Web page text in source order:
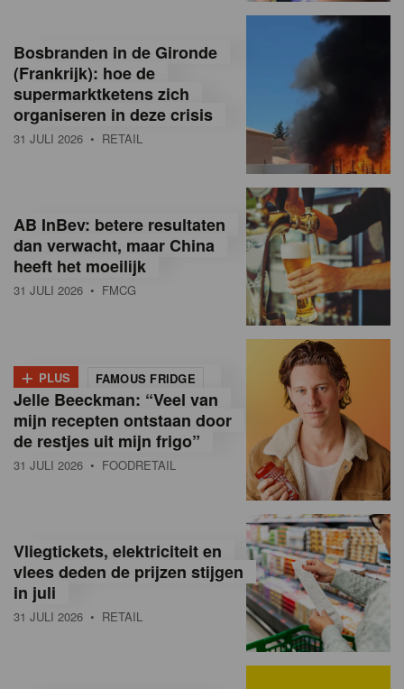
n
e
a
n
B
e
g
ë
Bosbranden in de Gironde
(Frankrijk): hoe de
supermarktketens zich
organiseren in deze crisis
31 JULI 2026 • RETAIL
AB InBev: betere resultaten
dan verwacht, maar China
heeft het moeilijk
31 JULI 2026 • FMCG
+ PLUS FAMOUS FRIDGE
Jelle Beeckman: “Veel van
mijn recepten ontstaan door
de restjes uit mijn frigo”
31 JULI 2026 • FOODRETAIL
Vliegtickets, elektriciteit en
vlees deden de prijzen stijgen
in juli
31 JULI 2026 • RETAIL